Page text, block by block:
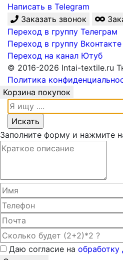
Написать в Telegram
Заказать звонок
Переход в группу Телеграм
Переход в группу Вконтакте
Переход на канал Ютуб
© 2016-2026 Intai-textile.ru
Политика
Корзина покупок
Заполните форму и нажмите
Даю согласие на обработку